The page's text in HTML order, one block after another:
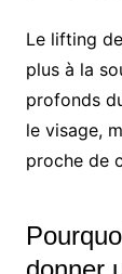
Le lifting
plus à la
profonds
le visage,
proche de